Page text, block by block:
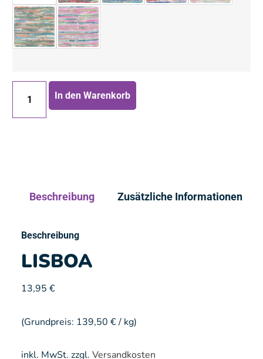
In den Warenkorb
Beschreibung Zusätzliche Informationen
Beschreibung
LISBOA
13,95 €
(Grundpreis: 139,50 €/ kg)
inkl. MwSt. zzgl. Versandkosten